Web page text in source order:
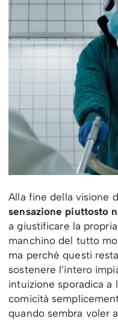
Alla fine della visione
sensazione piuttosto
a giustificare la
manchino del tutto
ma perché questi
sostenere l’intero
intuizione sporadica a
comicità
quando sembra voler